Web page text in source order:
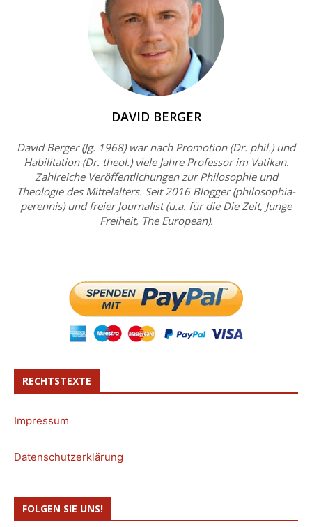
DAVID BERGER
David Berger (Jg. 1968) war nach Promotion (Dr. phil.) und
Habilitation (Dr. theol.) viele Jahre Professor im Vatikan.
Zahlreiche Veröffentlichungen zur Philosophie und
Theologie des Mittelalters. Seit 2016 Blogger (philosophia-
perennis) und freier Journalist (u.a. für die Die Zeit, Junge
Freiheit, The European).
RECHTSTEXTE
Impressum
Datenschutzerklärung
FOLGEN SIE UNS!